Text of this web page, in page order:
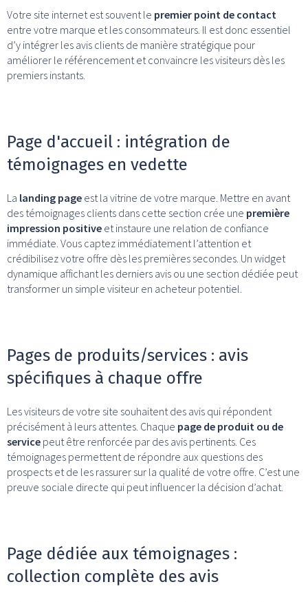
Votre site internet est souvent le premier point de contact
entre votre marque et les consommateurs. Il est donc essentiel
d’y intégrer les avis clients de manière stratégique pour
améliorer le référencement et convaincre les visiteurs dès les
premiers instants.
Page d'accueil : intégration de
témoignages en vedette
La landing page est la vitrine de votre marque. Mettre en avant
des témoignages clients dans cette section crée une première
impression positive et instaure une relation de confiance
immédiate. Vous captez immédiatement l’attention et
crédibilisez votre offre dès les premières secondes. Un widget
dynamique affichant les derniers avis ou une section dédiée peut
transformer un simple visiteur en acheteur potentiel.
Pages de produits/services : avis
spécifiques à chaque offre
Les visiteurs de votre site souhaitent des avis qui répondent
précisément à leurs attentes. Chaque page de produit ou de
service peut être renforcée par des avis pertinents. Ces
témoignages permettent de répondre aux questions des
prospects et de les rassurer sur la qualité de votre offre. C’est une
preuve sociale directe qui peut influencer la décision d’achat.
Page dédiée aux témoignages :
collection complète des avis